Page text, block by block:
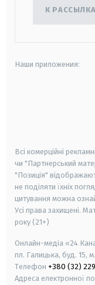
К
Наши приложения:
Всі комерційні
чи "Партнерський
"Позиція"
не поділяти їхніх
цитування можна
Усі права захищені.
року (21+)
Онлайн-медіа «24
пл. Галицька, буд. 15,
Телефон +380 (32)
Адреса електронної